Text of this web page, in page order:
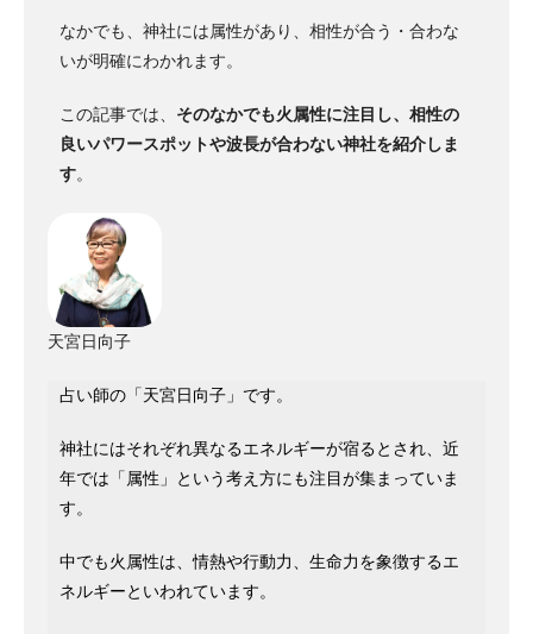
なかでも、神社には属性があり、相性が合う・合わな
いが明確にわかれます。
この記事では、 そのなかでも火属性に注目し、相性の
良いパワースポットや波長が合わない神社を紹介しま
す。
天宮日向子
占い師の「天宮日向子」です。
神社にはそれぞれ異なるエネルギーが宿るとされ、近
年では「属性」という考え方にも注目が集まっていま
す。
中でも火属性は、情熱や行動力、生命力を象徴するエ
ネルギーといわれています。